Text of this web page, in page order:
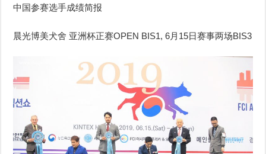
中国参赛选手成绩简报
晨光博美犬舍 亚洲杯正赛OPEN BIS1, 6月15日赛事两场BIS3